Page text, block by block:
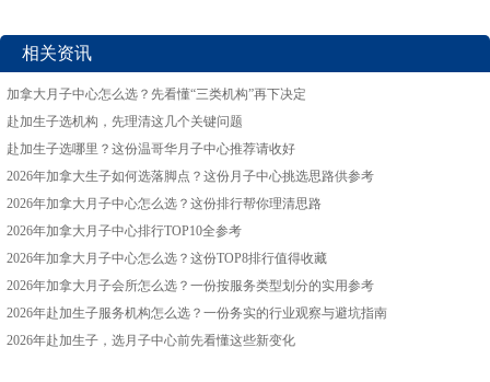
相关资讯
加拿大月子中心怎么选？先看懂“三类机构”再下决定
赴加生子选机构，先理清这几个关键问题
赴加生子选哪里？这份温哥华月子中心推荐请收好
2026年加拿大生子如何选落脚点？这份月子中心挑选思路供参考
2026年加拿大月子中心怎么选？这份排行帮你理清思路
2026年加拿大月子中心排行TOP10全参考
2026年加拿大月子中心怎么选？这份TOP8排行值得收藏
2026年加拿大月子会所怎么选？一份按服务类型划分的实用参考
2026年赴加生子服务机构怎么选？一份务实的行业观察与避坑指南
2026年赴加生子，选月子中心前先看懂这些新变化